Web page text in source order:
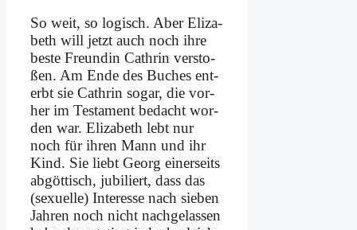
So weit, so lo­gisch. Aber Eliza­
beth will jetzt auch noch ih­re
be­ste Freun­din Ca­th­rin ver­sto­
ßen. Am En­de des Bu­ches ent­
erbt sie Ca­th­rin so­gar, die vor­
her im Te­sta­ment be­dacht wor­
den war. Eliza­beth lebt nur
noch für ih­ren Mann und ihr
Kind. Sie liebt Ge­org ei­ner­seits
ab­göt­tisch, ju­bi­liert, dass das
(se­xu­el­le) In­ter­es­se nach sie­ben
Jah­ren noch nicht nach­ge­las­sen